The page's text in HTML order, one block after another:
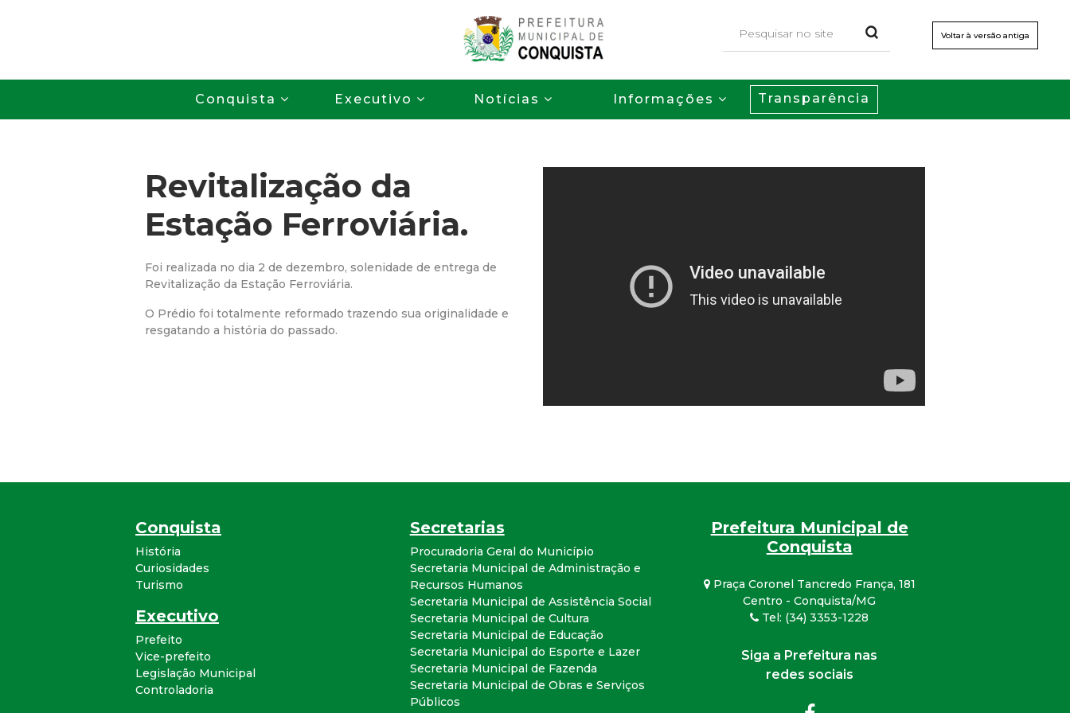
para
o
conteúdo
principal
Voltar à versão antiga
P
r
f
e
i
t
n
i
c
i
p
Conquista Executivo Notícias Informações Transparência
Revitalização da
Estação Ferroviária.
Foi realizada no dia 2 de dezembro, solenidade de entrega de
Revitalização da Estação Ferroviária.
O Prédio foi totalmente reformado trazendo sua originalidade e
resgatando a história do passado.
Conquista
História
Curiosidades
Turismo
Executivo
Prefeito
Vice-prefeito
Legislação Municipal
Controladoria
Secretarias
Procuradoria Geral do Município
Secretaria Municipal de Administração e
Recursos Humanos
Secretaria Municipal de Assistência Social
Secretaria Municipal de Cultura
Secretaria Municipal de Educação
Secretaria Municipal do Esporte e Lazer
Secretaria Municipal de Fazenda
Secretaria Municipal de Obras e Serviços
Públicos
Prefeitura Municipal de
Conquista
Praça Coronel Tancredo França, 181
Centro - Conquista/MG
Tel: (34) 3353-1228
Siga a Prefeitura nas
redes sociais